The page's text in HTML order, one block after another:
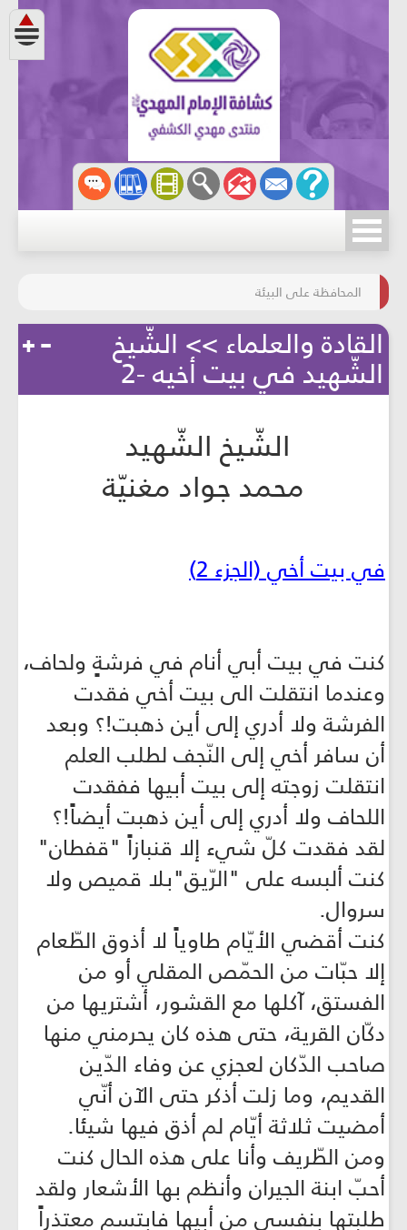
مسابقة الركب الحسينيّ
المحافظة على البيئة
القادة والعلماء >> الشّيخ
الشّهيد في بيت أخيه -2
الشّيخ الشّهيد
محمد جواد مغنيّة
في بيت أخي (الجزء 2)
كنت في بيت أبي أنام في فرشةٍ ولحاف،
وعندما انتقلت الى بيت أخي فقدت
الفرشة ولا أدري إلى أين ذهبت!؟ وبعد
أن سافر أخي إلى النّجف لطلب العلم
انتقلت زوجته إلى بيت أبيها ففقدت
اللحاف ولا أدري إلى أين ذهبت أيضاً!؟
لقد فقدت كلّ شيء إلا قنبازاً "قفطان"
كنت ألبسه على "الرّيق"بلا قميص ولا
سروال.
كنت أقضي الأيّام طاوياً لا أذوق الطّعام
إلا حبّات من الحمّص المقلي أو من
الفستق، آكلها مع القشور، أشتريها من
دكّان القرية، حتى هذه كان يحرمني منها
صاحب الدّكان لعجزي عن وفاء الدّين
القديم، وما زلت أذكر حتى الآن أنّي
أمضيت ثلاثة أيّام لم أذق فيها شيئا.
ومن الطّريف وأنا على هذه الحال كنت
أحبّ ابنة الجيران وأنظم بها الأشعار ولقد
طلبتها بنفسي من أبيها فابتسم معتذراً